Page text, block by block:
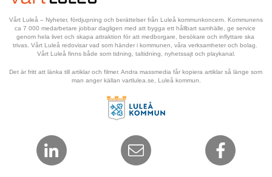
Vårt Luleå – Nyheter, fördjupning och berättelser från Luleå kommunkoncern. Kommunens
ca 7 000 medarbetare jobbar dagligen med att bygga ett hållbart samhälle, ge service
genom hela livet och skapa attraktion för att medborgare, besökare och inflyttare ska
trivas. Vårt Luleå redovisar vad som händer i kommunen, våra verksamheter och bolag.
Vårt Luleå finns både som tidning, taltidning, nyhetssajt och playkanal.
Det är fritt att länka till artiklar och filmer. Andra massmedia får kopiera artiklar så länge som
man anger källan vartlulea.se, Luleå kommun.